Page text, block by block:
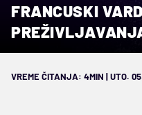
FRANCUSKI
VREME ČITANJA: 4MIN | UTO.